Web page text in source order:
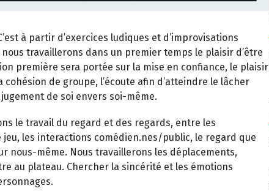
à partir d’exercices ludiques et d’improvisations
travaillerons dans un premier temps le plaisir d’être
première sera portée sur la mise en confiance, le plaisir
cohésion de groupe, l’écoute afin d’atteindre le lâcher
de soi envers soi-même.
le travail du regard et des regards, entre les
jeu, les interactions comédien.nes/public, le regard que
nous-même. Nous travaillerons les déplacements,
au plateau. Chercher la sincérité et les émotions